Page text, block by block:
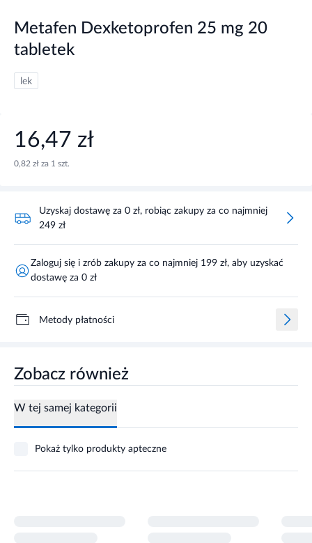
Metafen Dexketoprofen 25 mg 20
tabletek
lek
16,47 zł
0,82 zł za 1 szt.
Uzyskaj dostawę za 0 zł, robiąc zakupy za co najmniej
249 zł
Zaloguj się i zrób zakupy za co najmniej 199 zł, aby uzyskać
dostawę za 0 zł
Metody płatności
Zobacz również
W tej samej kategorii
Pokaż tylko produkty apteczne